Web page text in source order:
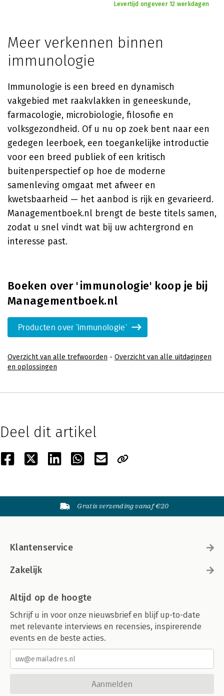
Levertijd ongeveer 12 werkdagen
Meer verkennen binnen
immunologie
Immunologie is een breed en dynamisch
vakgebied met raakvlakken in geneeskunde,
farmacologie, microbiologie, filosofie en
volksgezondheid. Of u nu op zoek bent naar een
gedegen leerboek, een toegankelijke introductie
voor een breed publiek of een kritisch
buitenperspectief op hoe de moderne
samenleving omgaat met afweer en
kwetsbaarheid — het aanbod is rijk en gevarieerd.
Managementboek.nl brengt de beste titels samen,
zodat u snel vindt wat bij uw achtergrond en
interesse past.
Boeken over 'immunologie' koop je bij
Managementboek.nl
Producten over 'immunologie'
Overzicht van alle trefwoorden - Overzicht van alle uitdagingen
en oplossingen
Deel dit artikel
Gratis verzending vanaf €20
Klantenservice
Zakelijk
Altijd op de hoogte
Schrijf u in voor onze nieuwsbrief en blijf up-to-date
met relevante interviews en recensies, inspirerende
events en de beste acties.
Aanmelden